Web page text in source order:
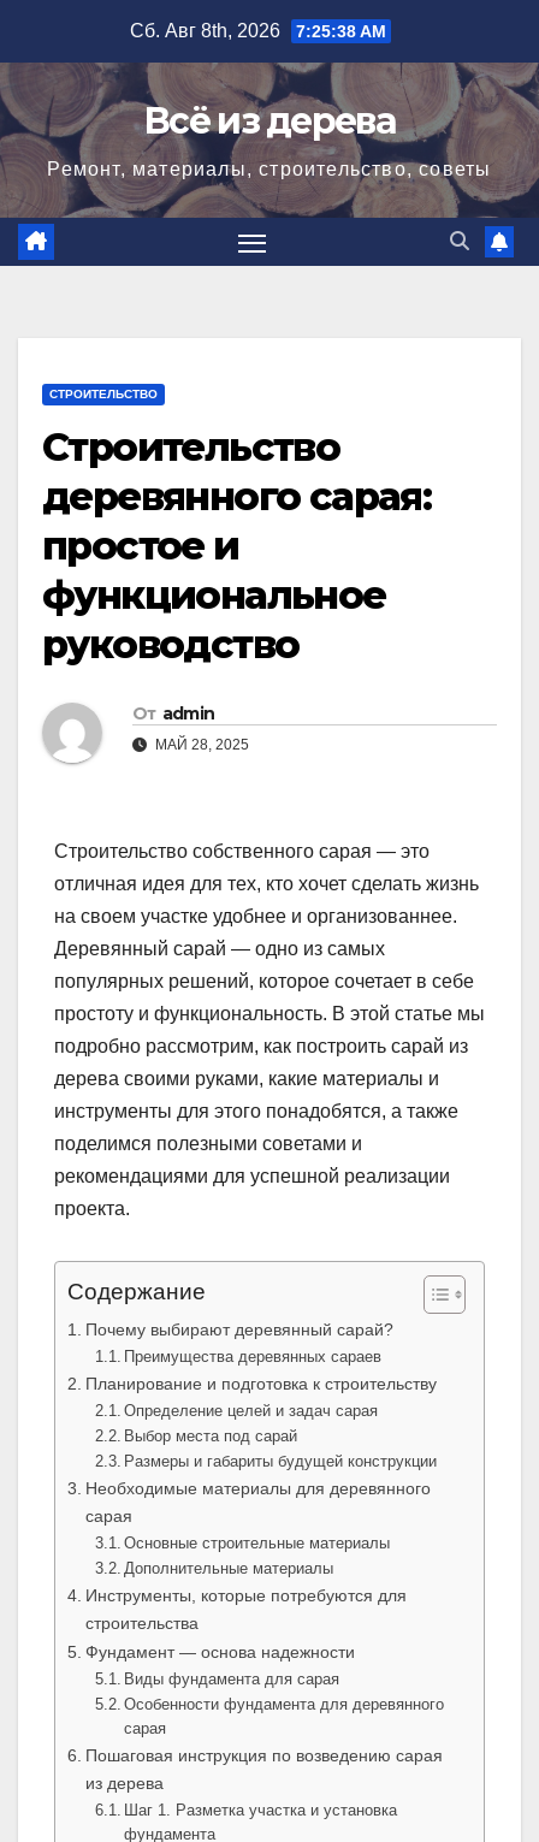
содержимому
Сб. Авг 8th, 2026 7:25:40 AM
Всё из дерева
Ремонт, материалы, строительство, советы
СТРОИТЕЛЬСТВО
Строительство
деревянного сарая:
простое и
функциональное
руководство
От admin
МАЙ 28, 2025
Строительство собственного сарая — это
отличная идея для тех, кто хочет сделать жизнь
на своем участке удобнее и организованнее.
Деревянный сарай — одно из самых
популярных решений, которое сочетает в себе
простоту и функциональность. В этой статье мы
подробно рассмотрим, как построить сарай из
дерева своими руками, какие материалы и
инструменты для этого понадобятся, а также
поделимся полезными советами и
рекомендациями для успешной реализации
проекта.
Содержание
Почему выбирают деревянный сарай?
Преимущества деревянных сараев
Планирование и подготовка к строительству
Определение целей и задач сарая
Выбор места под сарай
Размеры и габариты будущей конструкции
Необходимые материалы для деревянного
сарая
Основные строительные материалы
Дополнительные материалы
Инструменты, которые потребуются для
строительства
Фундамент — основа надежности
Виды фундамента для сарая
Особенности фундамента для деревянного
сарая
Пошаговая инструкция по возведению сарая
из дерева
Шаг 1. Разметка участка и установка
фундамента